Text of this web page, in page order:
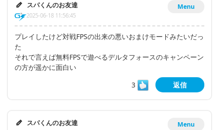
Menu
スパくんのお友達
2025-06-18 11:56:45
プレイしたけど対戦FPSの出来の悪いおまけモードみたいだっ
た
それで言えば無料FPSで遊べるデルタフォースのキャンペーン
の方が遥かに面白い
3
返信
Menu
スパくんのお友達